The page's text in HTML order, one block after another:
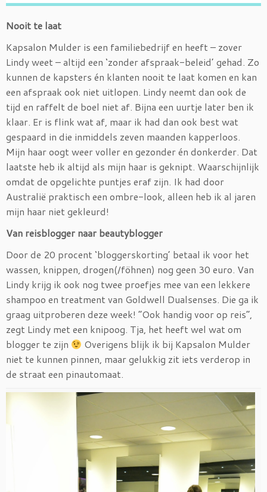
Nooit te laat
Kapsalon Mulder is een familiebedrijf en heeft – zover
Lindy weet – altijd een ‘zonder afspraak-beleid’ gehad. Zo
kunnen de kapsters én klanten nooit te laat komen en kan
een afspraak ook niet uitlopen. Lindy neemt dan ook de
tijd en raffelt de boel niet af. Bijna een uurtje later ben ik
klaar. Er is flink wat af, maar ik had dan ook best wat
gespaard in die inmiddels zeven maanden kapperloos.
Mijn haar oogt weer voller en gezonder én donkerder. Dat
laatste heb ik altijd als mijn haar is geknipt. Waarschijnlijk
omdat de opgelichte puntjes eraf zijn. Ik had door
Australië praktisch een ombre-look, alleen heb ik al jaren
mijn haar niet gekleurd!
Van reisblogger naar beautyblogger
Door de 20 procent ‘bloggerskorting’ betaal ik voor het
wassen, knippen, drogen(/föhnen) nog geen 30 euro. Van
Lindy krijg ik ook nog twee proefjes mee van een lekkere
shampoo en treatment van Goldwell Dualsenses. Die ga ik
graag uitproberen deze week! “Ook handig voor op reis”,
zegt Lindy met een knipoog. Tja, het heeft wel wat om
blogger te zijn
Overigens blijk ik bij Kapsalon Mulder
niet te kunnen pinnen, maar gelukkig zit iets verderop in
de straat een pinautomaat.